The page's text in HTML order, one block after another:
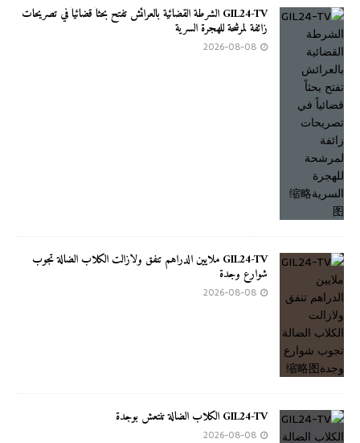
GIL24-TV الشرطة القضائية بالعرائش تفتح بحثاً قضائياً في تصريحات
زائفة لمرشحة للهجرة السرية
2026-08-08
GIL24-TV ملايين الدراهم تنفق ولازالت الكلاب الضالة تجوب
شوارع وجدة
2026-08-08
GIL24-TV الكلاب الضالة تنتعش بوجدة
2026-08-08